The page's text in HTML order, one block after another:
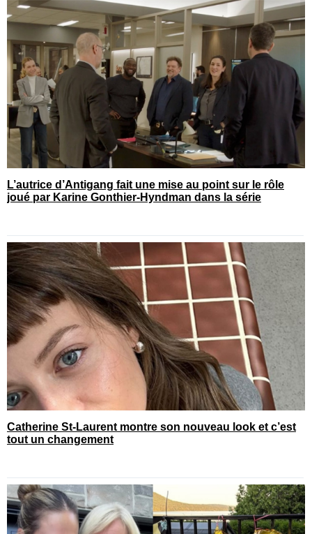
L’autrice d’Antigang fait une mise au point sur le rôle
joué par Karine Gonthier-Hyndman dans la série
Catherine St-Laurent montre son nouveau look et c’est
tout un changement